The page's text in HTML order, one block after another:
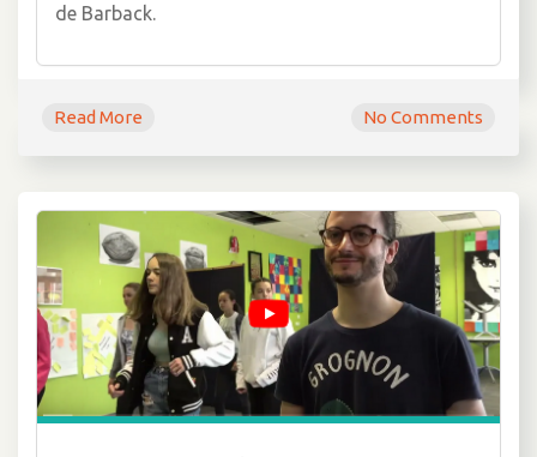
de Barback.
Read More No Comments